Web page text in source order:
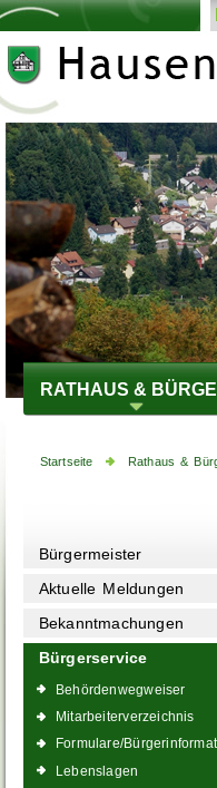
RATHAUS &
Startseite Rathaus &
Bürgermeister
Aktuelle Meldungen
Bekanntmachungen
Bürgerservice
Behördenwegweiser
Mitarbeiterverzeichnis
Formulare/
Lebenslagen